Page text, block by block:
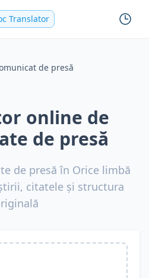
Translator
de presă
online de
de presă
de presă în Orice limbă
citatele și structura